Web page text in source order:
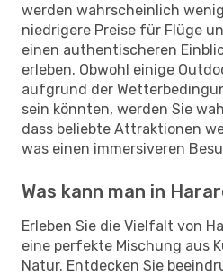
werden wahrscheinlich
niedrigere Preise für Flüge
einen authentischeren
erleben. Obwohl einige
aufgrund der
sein könnten, werden Sie
dass beliebte Attraktionen
was einen immersiveren
Was kann man in
Erleben Sie die Vielfalt von
eine perfekte Mischung aus
Natur. Entdecken Sie